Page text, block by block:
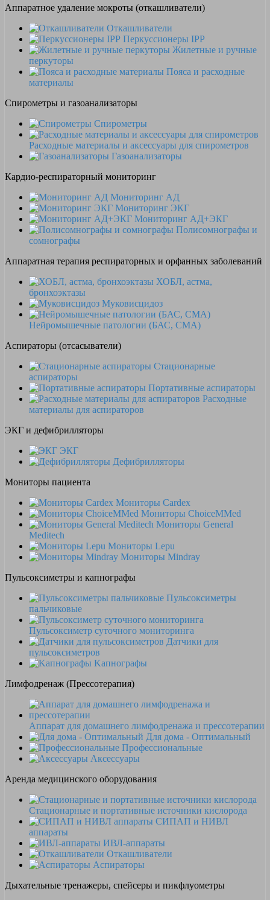
Аппаратное удаление мокроты (откашливатели)
Откашливатели
Перкуссионеры IPP
Жилетные и ручные
перкуторы
Пояса и расходные
материалы
Спирометры и газоанализаторы
Спирометры
Расходные материалы и аксессуары для спирометров
Газоанализаторы
Кардио-респираторный мониторинг
Мониторинг АД
Мониторинг ЭКГ
Мониторинг АД+ЭКГ
Полисомнографы и
сомнографы
Аппаратная терапия респираторных и орфанных заболеваний
ХОБЛ, астма,
бронхоэктазы
Муковисцидоз
Нейромышечные патологии (БАС, СМА)
Аспираторы (отсасыватели)
Стационарные
аспираторы
Портативные аспираторы
Расходные
материалы для аспираторов
ЭКГ и дефибрилляторы
ЭКГ
Дефибрилляторы
Мониторы пациента
Мониторы Cardex
Мониторы ChoiceMMed
Мониторы General
Meditech
Мониторы Lepu
Мониторы Mindray
Пульсоксиметры и капнографы
Пульсоксиметры
пальчиковые
Пульсоксиметр суточного мониторинга
Датчики для
пульсоксиметров
Kапнографы
Лимфодренаж (Прессотерапия)
Аппарат для домашнего лимфодренажа и прессотерапии
Для дома - Оптимальный
Профессиональные
Аксессуары
Аренда медицинского оборудования
Стационарные и портативные источники кислорода
СИПАП и НИВЛ
аппараты
ИВЛ-аппараты
Откашливатели
Аспираторы
Дыхательные тренажеры, спейсеры и пикфлуометры